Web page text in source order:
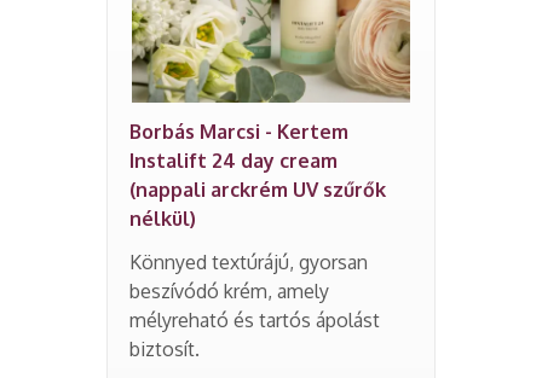
Borbás Marcsi - Kertem
Instalift 24 day cream
(nappali arckrém UV szűrők
nélkül)
Könnyed textúrájú, gyorsan
beszívódó krém, amely
mélyreható és tartós ápolást
biztosít.